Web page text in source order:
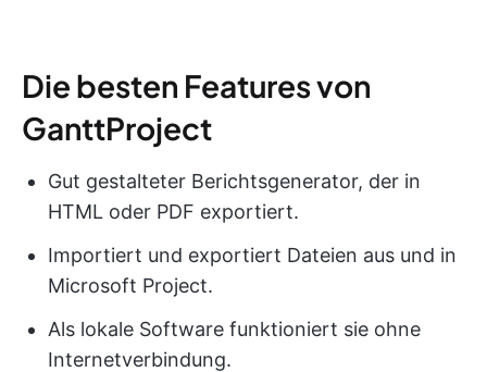
Die besten Features von
GanttProject
Gut gestalteter Berichtsgenerator, der in
HTML oder PDF exportiert.
Importiert und exportiert Dateien aus und in
Microsoft Project.
Als lokale Software funktioniert sie ohne
Internetverbindung.